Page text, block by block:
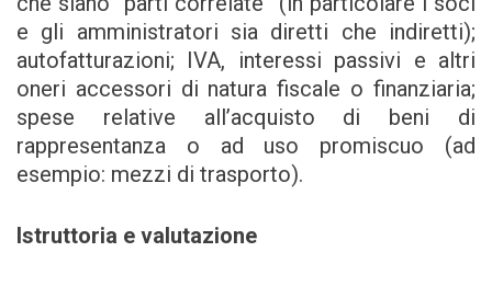
e gli amministratori sia diretti che indiretti);
autofatturazioni; IVA, interessi passivi e altri
oneri accessori di natura fiscale o finanziaria;
spese relative all’acquisto di beni di
rappresentanza o ad uso promiscuo (ad
esempio: mezzi di trasporto).
Istruttoria e valutazione